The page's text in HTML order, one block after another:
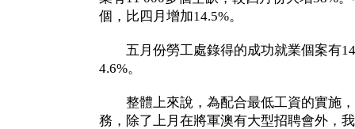
個，比四月增加14.5%。
五月份勞工處錄得的成功就業個案有14
4.6%。
整體上來說，為配合最低工資的實施，
務，除了上月在將軍澳有大型招聘會外，